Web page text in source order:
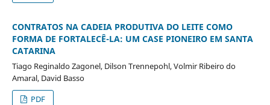
CONTRATOS NA CADEIA PRODUTIVA DO LEITE COMO
FORMA DE FORTALECÊ-LA: UM CASE PIONEIRO EM SANTA
CATARINA
Tiago Reginaldo Zagonel, Dilson Trennepohl, Volmir Ribeiro do
Amaral, David Basso
PDF